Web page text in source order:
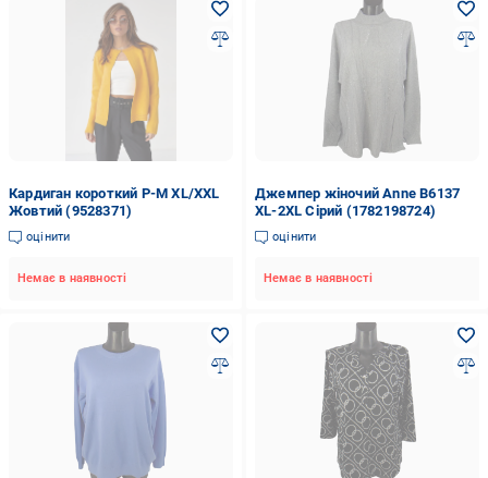
Кардиган короткий P-M XL/XXL
Жовтий (9528371)
оцінити
Немає в наявності
Джемпер жіночий Anne В6137
XL-2XL Сірий (1782198724)
оцінити
Немає в наявності